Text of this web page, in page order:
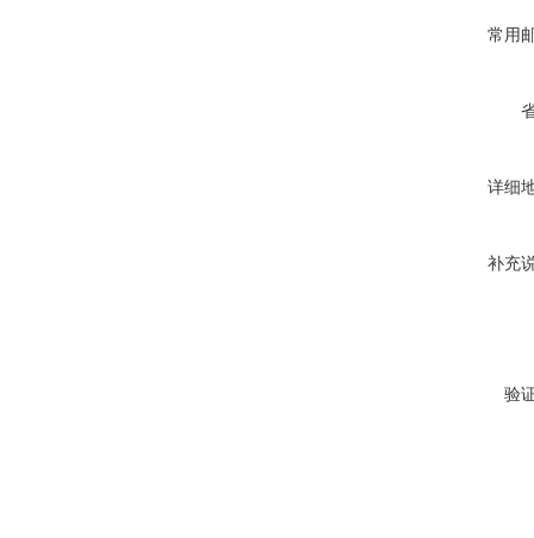
常用
详细
补充
验